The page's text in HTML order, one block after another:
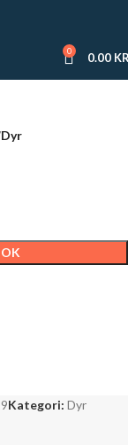
0 0.00
Dyr
Kategori: Dyr